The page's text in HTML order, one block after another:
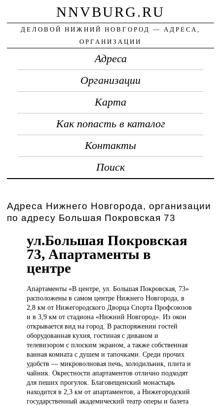
NNVBURG.RU
ДЕЛОВОЙ НИЖНИЙ НОВГОРОД — АДРЕСА,
ОРГАНИЗАЦИИ
Адреса
Организации
Карта
Как попасть в каталог
Контакты
Поиск
Адреса Нижнего Новгорода, организации
по адресу Большая Покровская 73
ул.Большая Покровская
73, Апартаменты в
центре
Апартаменты «Вцентре, ул. Большая Покровская, 73»
расположены в самом центре Нижнего Новгорода, в
2,8 км от Нижегородского Дворца Спорта Профсоюзов
и в 3,9 км от стадиона «Нижний Новгород». Из окон
открывается вид на город. В распоряжении гостей
оборудованная кухня, гостиная с диваном и
телевизором с плоским экраном, а также собственная
ванная комната с душем и тапочками. Среди прочих
удобств — микроволновая печь, холодильник, плита и
чайник. Окрестности апартаментов отлично подходят
для пеших прогулок. Благовещенский монастырь
находится в 2,3 км от апартаментов, а Нижегородский
государственный академический театр оперы и балета